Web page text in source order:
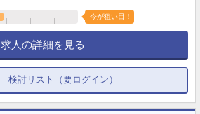
今が狙い目！
求人の詳細を見る
検討リスト（要ログイン）